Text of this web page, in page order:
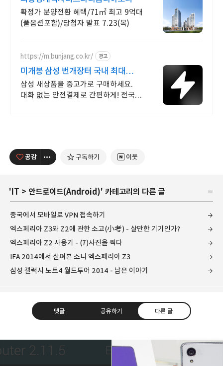
확정가 분양전환 혜택/71㎡ 최고 9억대
(풀옵션포함)/당첨자 발표 7.23(목)
https://m.bunjang.co.kr/ 광고
미개봉 삼성 번개장터 국내 최대
브랜드 중고거래
삼성 새상품을 중고가로 구매하세요.
대화 없는 안전결제로 간편하게! 전국
공감 구독하기 이웃
' IT > 안드로이드(Android)' 카테고리의 다른 글
중국에서 모바일로 VPN 접속하기
엑스페리아 Z3와 Z2에 관한 소고(小考) - 살만한 기기인가?
엑스페리아 Z2 사용기 - (7)사진을 찍다
IFA 2014에서 살펴본 소니 엑스페리아 Z3
삼성 갤럭시 노트4 월드투어 2014 - 남은 이야기
댓글 공유하기 다른 글